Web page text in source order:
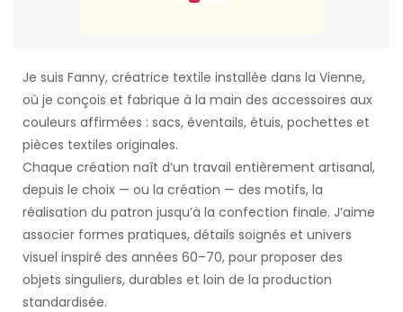
Je suis Fanny, créatrice textile installée dans la Vienne,
où je conçois et fabrique à la main des accessoires aux
couleurs affirmées : sacs, éventails, étuis, pochettes et
pièces textiles originales.
Chaque création naît d’un travail entièrement artisanal,
depuis le choix — ou la création — des motifs, la
réalisation du patron jusqu’à la confection finale. J’aime
associer formes pratiques, détails soignés et univers
visuel inspiré des années 60–70, pour proposer des
objets singuliers, durables et loin de la production
standardisée.